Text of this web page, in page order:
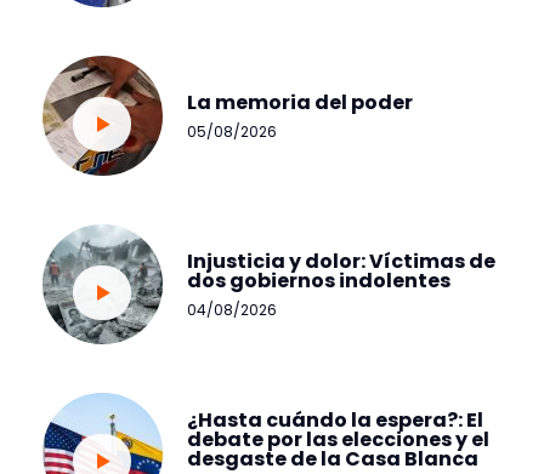
La memoria del poder
05/08/2026
Injusticia y dolor: Víctimas de
dos gobiernos indolentes
04/08/2026
¿Hasta cuándo la espera?: El
debate por las elecciones y el
desgaste de la Casa Blanca